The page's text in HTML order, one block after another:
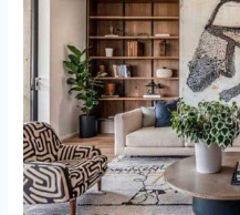
las
compras
de
muebles:
opciones
inteligentes
para
tu